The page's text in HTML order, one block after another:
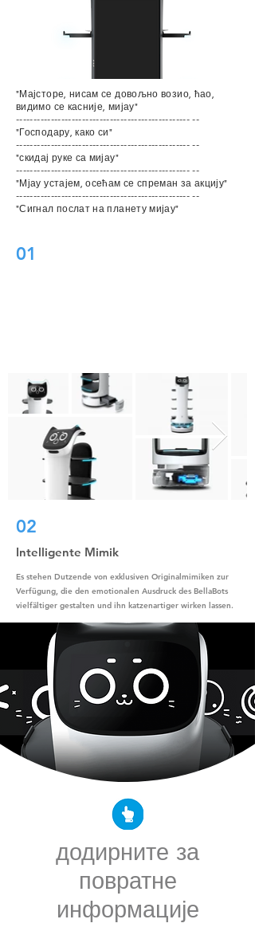
"Мајсторе, нисам се довољно возио, ћао,
видимо се касније, мијау"
-------------------------------------------------- --
"Господару, како си"
-------------------------------------------------- --
"скидај руке са мијау"
-------------------------------------------------- --
"Мјау устајем, осећам се спреман за акцију"
-------------------------------------------------- --
"Сигнал послат на планету мијау"
01
02
Intelligente Mimik
Es stehen Dutzende von exklusiven Originalmimiken zur
Verfügung, die den emotionalen Ausdruck des BellaBots
vielfältiger gestalten und ihn katzenartiger wirken lassen.
додирните за
повратне
информације